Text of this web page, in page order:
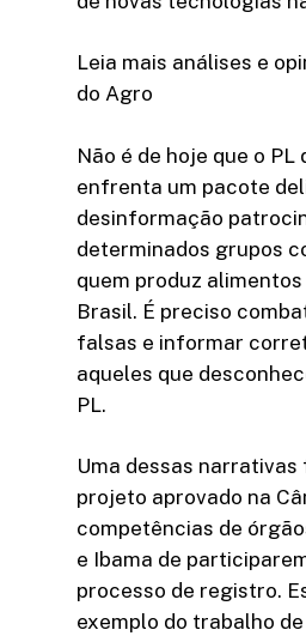
Leia mais análises e
do Agro
Não é de hoje que o PL
enfrenta um pacote
desinformação
determinados grupos
quem produz
Brasil. É preciso
falsas e informar
aqueles que
PL.
Uma dessas narrativas
projeto aprovado na
competências de
e Ibama de
processo de registro.
exemplo do trabalho